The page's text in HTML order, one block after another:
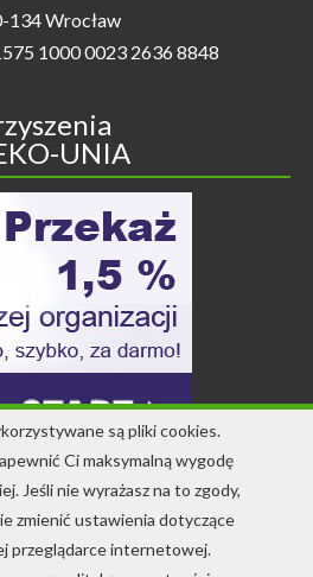
134 Wrocław
1000 0023 2636 8848
UNIA
są pliki cookies.
Ci maksymalną wygodę
Jeśli nie wyrażasz na to zgody,
zmienić ustawienia dotyczące
przeglądarce internetowej.